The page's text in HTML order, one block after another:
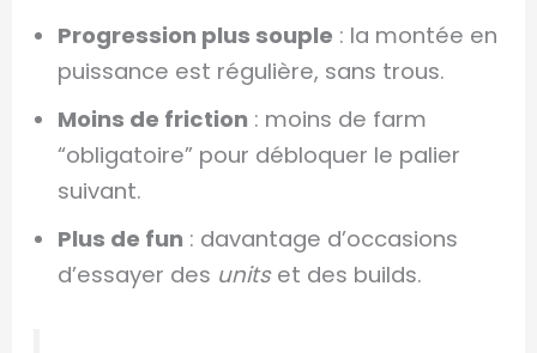
Progression plus souple : la montée en
puissance est régulière, sans trous.
Moins de friction : moins de farm
“obligatoire” pour débloquer le palier
suivant.
Plus de fun : davantage d’occasions
d’essayer des unitset des builds.